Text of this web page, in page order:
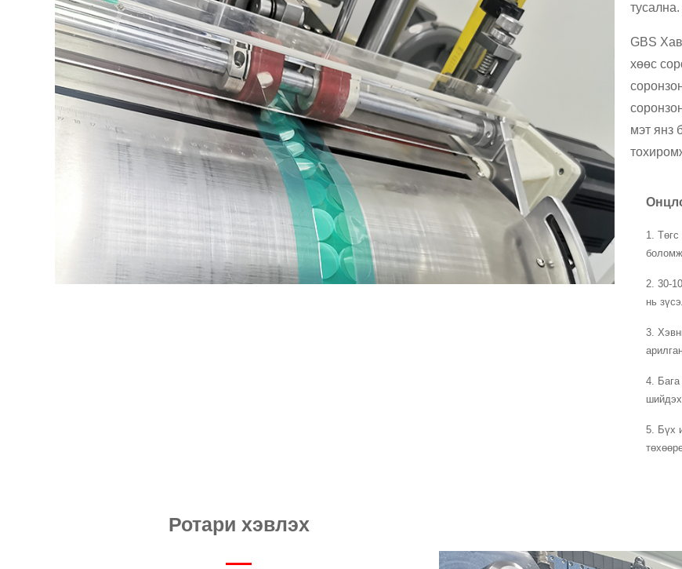
тусална.
GBS
хөөс
мэт янз
1.
2. 30-
нь
3.
4.
5. Бүх
Ротари хэвлэх